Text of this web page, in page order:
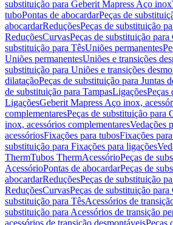
substituição para Geberit Mapress Aço inox
tuboPontas de abocardarPeças de
abocardarReduçõesPeças de substituição
ReduçõesCurvasPeças de substituição para
substituição para TêsUniões permanentes
Uniões permanentesUniões e transições
substituição para Uniões e transições
dilataçãoPeças de substituição para Juntas
de substituição para TampasLigaçõesPeças
LigaçõesGeberit Mapress Aço inox,
complementaresPeças de substituição para
inox, acessórios complementaresVedações
acessóriosFixações para tubosFixações
substituição para Fixações para ligações
ThermTubos ThermAcessórioPeças de
AcessórioPontas de abocardarPeças de
abocardarReduçõesPeças de substituição
ReduçõesCurvasPeças de substituição para
substituição para TêsAcessórios de
substituição para Acessórios de transição
acessórios de transição desmontáveisPeças